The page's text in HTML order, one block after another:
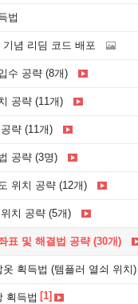
법
념 리딤 코드 배포
수 공략 (8개)
공략 (11개)
략 (11개)
공략 (3명)
위치 공략 (12개)
치 공략 (5개)
표 및 해결법 공략 (30개)
획득법 (템플러 열쇠 위치)
획득법 [1]